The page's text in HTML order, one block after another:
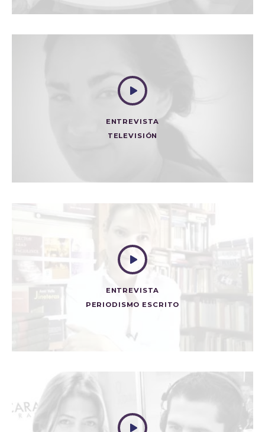
ENTREVISTA
TELEVISIÓN
ENTREVISTA
PERIODISMO ESCRITO
Periodismo Escrito